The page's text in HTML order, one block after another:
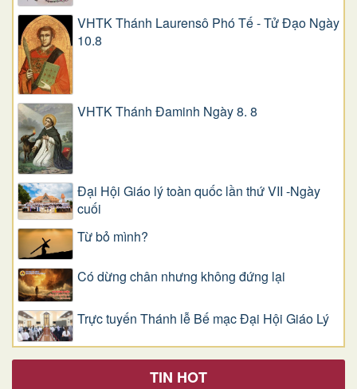
VHTK Thánh Laurensô Phó Tế - Tử Đạo Ngày
10.8
VHTK Thánh Đaminh Ngày 8. 8
Đại Hội Giáo lý toàn quốc lần thứ VII -Ngày
cuối
Từ bỏ mình?
Có dừng chân nhưng không đứng lại
Trực tuyến Thánh lễ Bế mạc Đại Hội Giáo Lý
TIN HOT